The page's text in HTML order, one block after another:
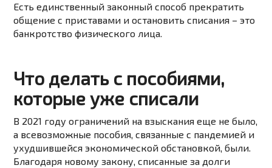
Есть единственный законный способ прекратить
общение с приставами и остановить списания – это
банкротство физического лица.
Что делать с пособиями,
которые уже списали
В 2021 году ограничений на взыскания еще не было,
а всевозможные пособия, связанные с пандемией и
ухудшившейся экономической обстановкой, были.
Благодаря новому закону, списанные за долги